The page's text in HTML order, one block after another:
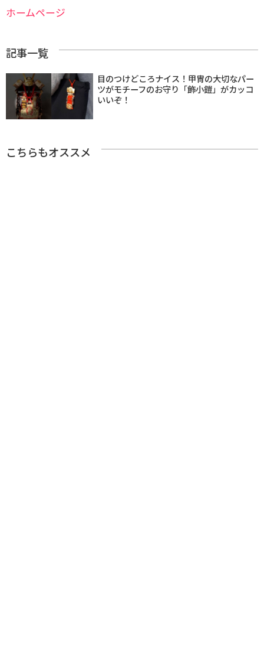
ホームページ
記事一覧
目のつけどころナイス！甲冑の大切なパー
ツがモチーフのお守り「飾小鎧」がカッコ
いいぞ！
こちらもオススメ